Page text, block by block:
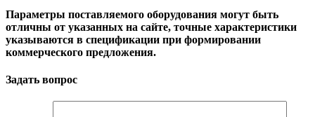
Параметры поставляемого оборудования могут быть
отличны от указанных на сайте, точные характеристики
указываются в спецификации при формировании
коммерческого предложения.
Задать вопрос